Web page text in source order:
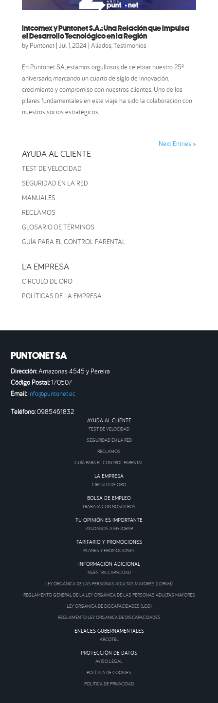
Intcomex y Puntonet S.A.: Una Relación que Impulsa
el Desarrollo Tecnológico en la Región
by Puntonet| Jul 1, 2024 | Aliados,Testimonios
En Puntonet SA, estamos orgullosos de celebrar nuestro 25º
aniversario, marcando un cuarto de siglo de innovación,
crecimiento y compromiso con nuestros clientes. Uno de los
pilares fundamentales en este viaje ha sido la colaboración con
nuestros socios estratégicos....
Next Entries »
AYUDA AL CLIENTE
TEST DE VELOCIDAD
SEGURIDAD EN LA RED
MANUALES
RECLAMOS
GLOSARIO DE TÉRMINOS
GUÍA PARA EL CONTROL PARENTAL
LA EMPRESA
CÍRCULO DE ORO
POLÍTICAS DE LA EMPRESA
PUNTONET SA
Dirección:Amazonas 4545 y Pereira
Código Postal:170507
Email:info@puntonet.ec
Teléfono:0985461832
AYUDA AL CLIENTE
TEST DE VELOCIDAD
SEGURIDAD EN LA RED
RECLAMOS
GUÍA PARA EL CONTROL PARENTAL
LA EMPRESA
CÍRCULO DE ORO
BOLSA DE EMPLEO
TRABAJA CON NOSOTROS
TU OPINIÓN ES IMPORTANTE
AYUDANOS A MEJORAR
TARIFARIO Y PROMOCIONES
PLANES Y PROMOCIONES
INFORMACIÓN ADICIONAL
NUESTRA CAPACIDAD
LEY ORGÁNICA DE LAS PERSONAS ADULTAS MAYORES (LOPAM)
REGLAMENTO GENERAL DE LA LEY ORGÁNICA DE LAS PERSONAS ADULTAS MAYORES
LEY ORGANICA DE DISCAPACIDADES (LOD)
REGLAMENTO LEY ORGANICA DE DISCAPACIDADES
ENLACES GUBERNAMENTALES
ARCOTEL
PROTECCIÓN DE DATOS
AVISO LEGAL
POLÍTICA DE COOKIES
POLÍTICA DE PRIVACIDAD